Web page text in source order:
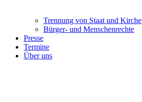
Trennung ​​​​​​​von Staat und Kirche
Bürger- und Menschenrechte
Presse
Termine
Über uns